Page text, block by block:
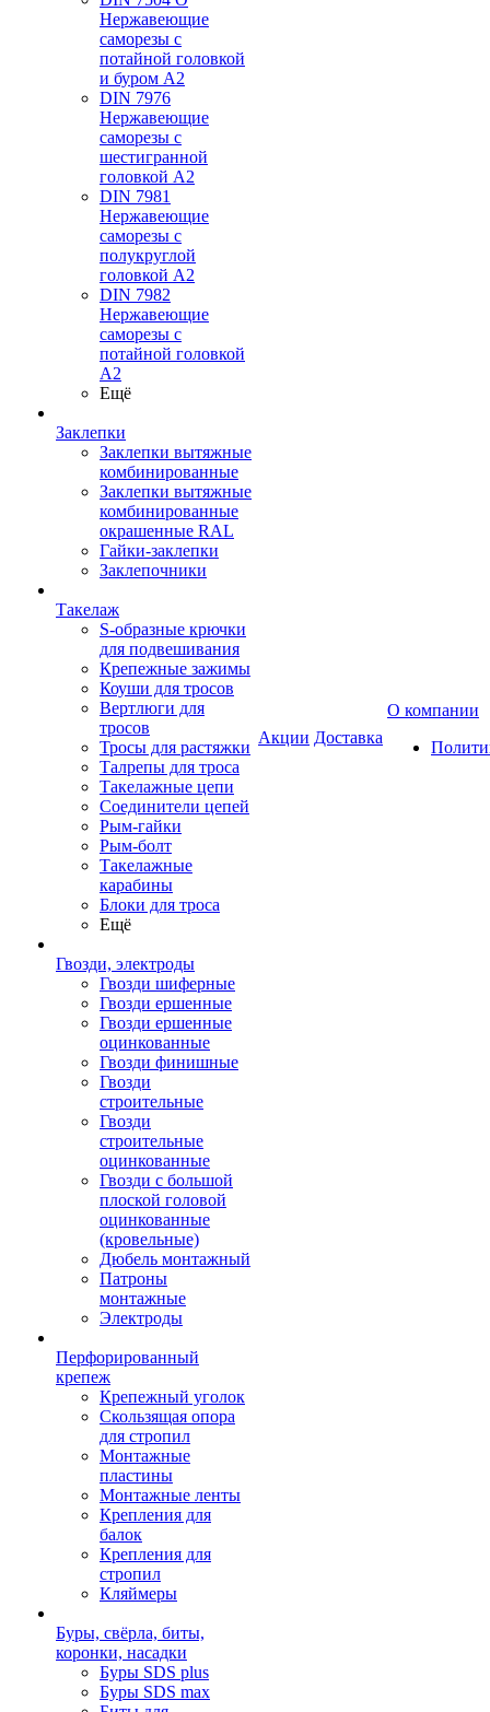
Нержавеющие
саморезы с
потайной головкой
и буром А2
DIN 7976
Нержавеющие
саморезы с
шестигранной
головкой А2
DIN 7981
Нержавеющие
саморезы с
полукруглой
головкой А2
DIN 7982
Нержавеющие
саморезы с
потайной головкой
А2
Ещё
Заклепки
Заклепки вытяжные
комбинированные
Заклепки вытяжные
комбинированные
окрашенные RAL
Гайки-заклепки
Заклепочники
Такелаж
S-образные крючки
для подвешивания
Крепежные зажимы
Коуши для тросов
Вертлюги для
тросов
Тросы для растяжки
Талрепы для троса
Такелажные цепи
Соединители цепей
Рым-гайки
Рым-болт
Такелажные
карабины
Блоки для троса
Ещё
Гвозди, электроды
Гвозди шиферные
Гвозди ершенные
Гвозди ершенные
оцинкованные
Гвозди финишные
Гвозди
строительные
Гвозди
строительные
оцинкованные
Гвозди с большой
плоской головой
оцинкованные
(кровельные)
Дюбель монтажный
Патроны
монтажные
Электроды
Перфорированный
крепеж
Крепежный уголок
Скользящая опора
для стропил
Монтажные
пластины
Монтажные ленты
Крепления для
балок
Крепления для
стропил
Кляймеры
Буры, свёрла, биты,
коронки, насадки
Буры SDS plus
Буры SDS max
Акции Доставка
О компании